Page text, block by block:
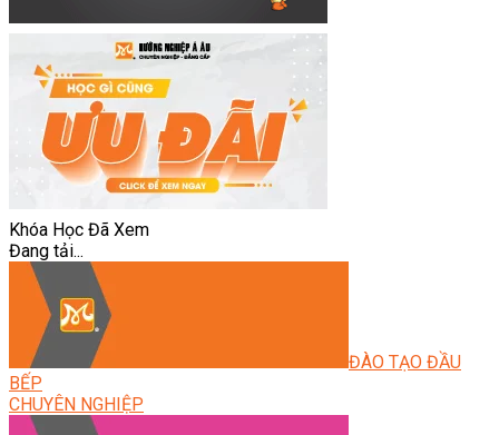
Khóa Học Đã Xem
Đang tải...
ĐÀO TẠO ĐẦU
BẾP
CHUYÊN NGHIỆP